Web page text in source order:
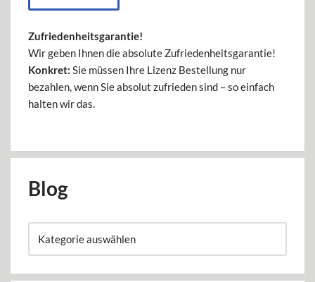
Zufriedenheitsgarantie!
Wir geben Ihnen die absolute Zufriedenheitsgarantie!
Konkret: Sie müssen Ihre Lizenz Bestellung nur
bezahlen, wenn Sie absolut zufrieden sind – so einfach
halten wir das.
Blog